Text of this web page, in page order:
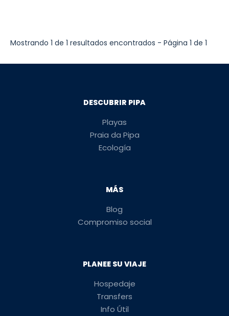
Mostrando 1 de 1 resultados encontrados - Página 1 de 1
DESCUBRIR PIPA
Playas
Praia da Pipa
Ecología
MÁS
Blog
Compromiso social
PLANEE SU VIAJE
Hospedaje
Transfers
Info Útil